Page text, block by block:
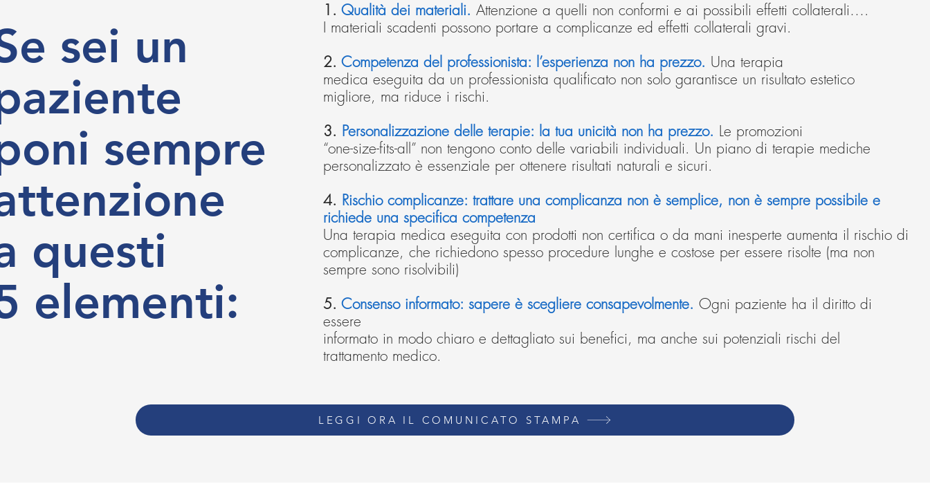
sei un
sempre
questi
elementi:
1. Qualità dei materiali. Attenzione a quelli non conformi e ai possibili effetti collaterali….
I materiali scadenti possono portare a complicanze ed effetti collaterali gravi.
2. Competenza del professionista: l’esperienza non ha prezzo. Una terapia
medica eseguita da un professionista qualificato non solo garantisce un risultato estetico
migliore, ma riduce i rischi.
3. Personalizzazione delle terapie: la tua unicità non ha prezzo. Le promozioni
“one-size-fits-all” non tengono conto delle variabili individuali. Un piano di terapie mediche
personalizzato è essenziale per ottenere risultati naturali e sicuri.
4. Rischio complicanze: trattare una complicanza non è semplice, non è sempre possibile e
richiede una specifica competenza
Una terapia medica eseguita con prodotti non certifica o da mani inesperte aumenta il rischio di
complicanze, che richiedono spesso procedure lunghe e costose per essere risolte (ma non
sempre sono risolvibili)
5. Consenso informato: sapere è scegliere consapevolmente. Ogni paziente ha il diritto di
essere
informato in modo chiaro e dettagliato sui benefici, ma anche sui potenziali rischi del
trattamento medico.
LEGGI ORA IL COMUNICATO STAMPA